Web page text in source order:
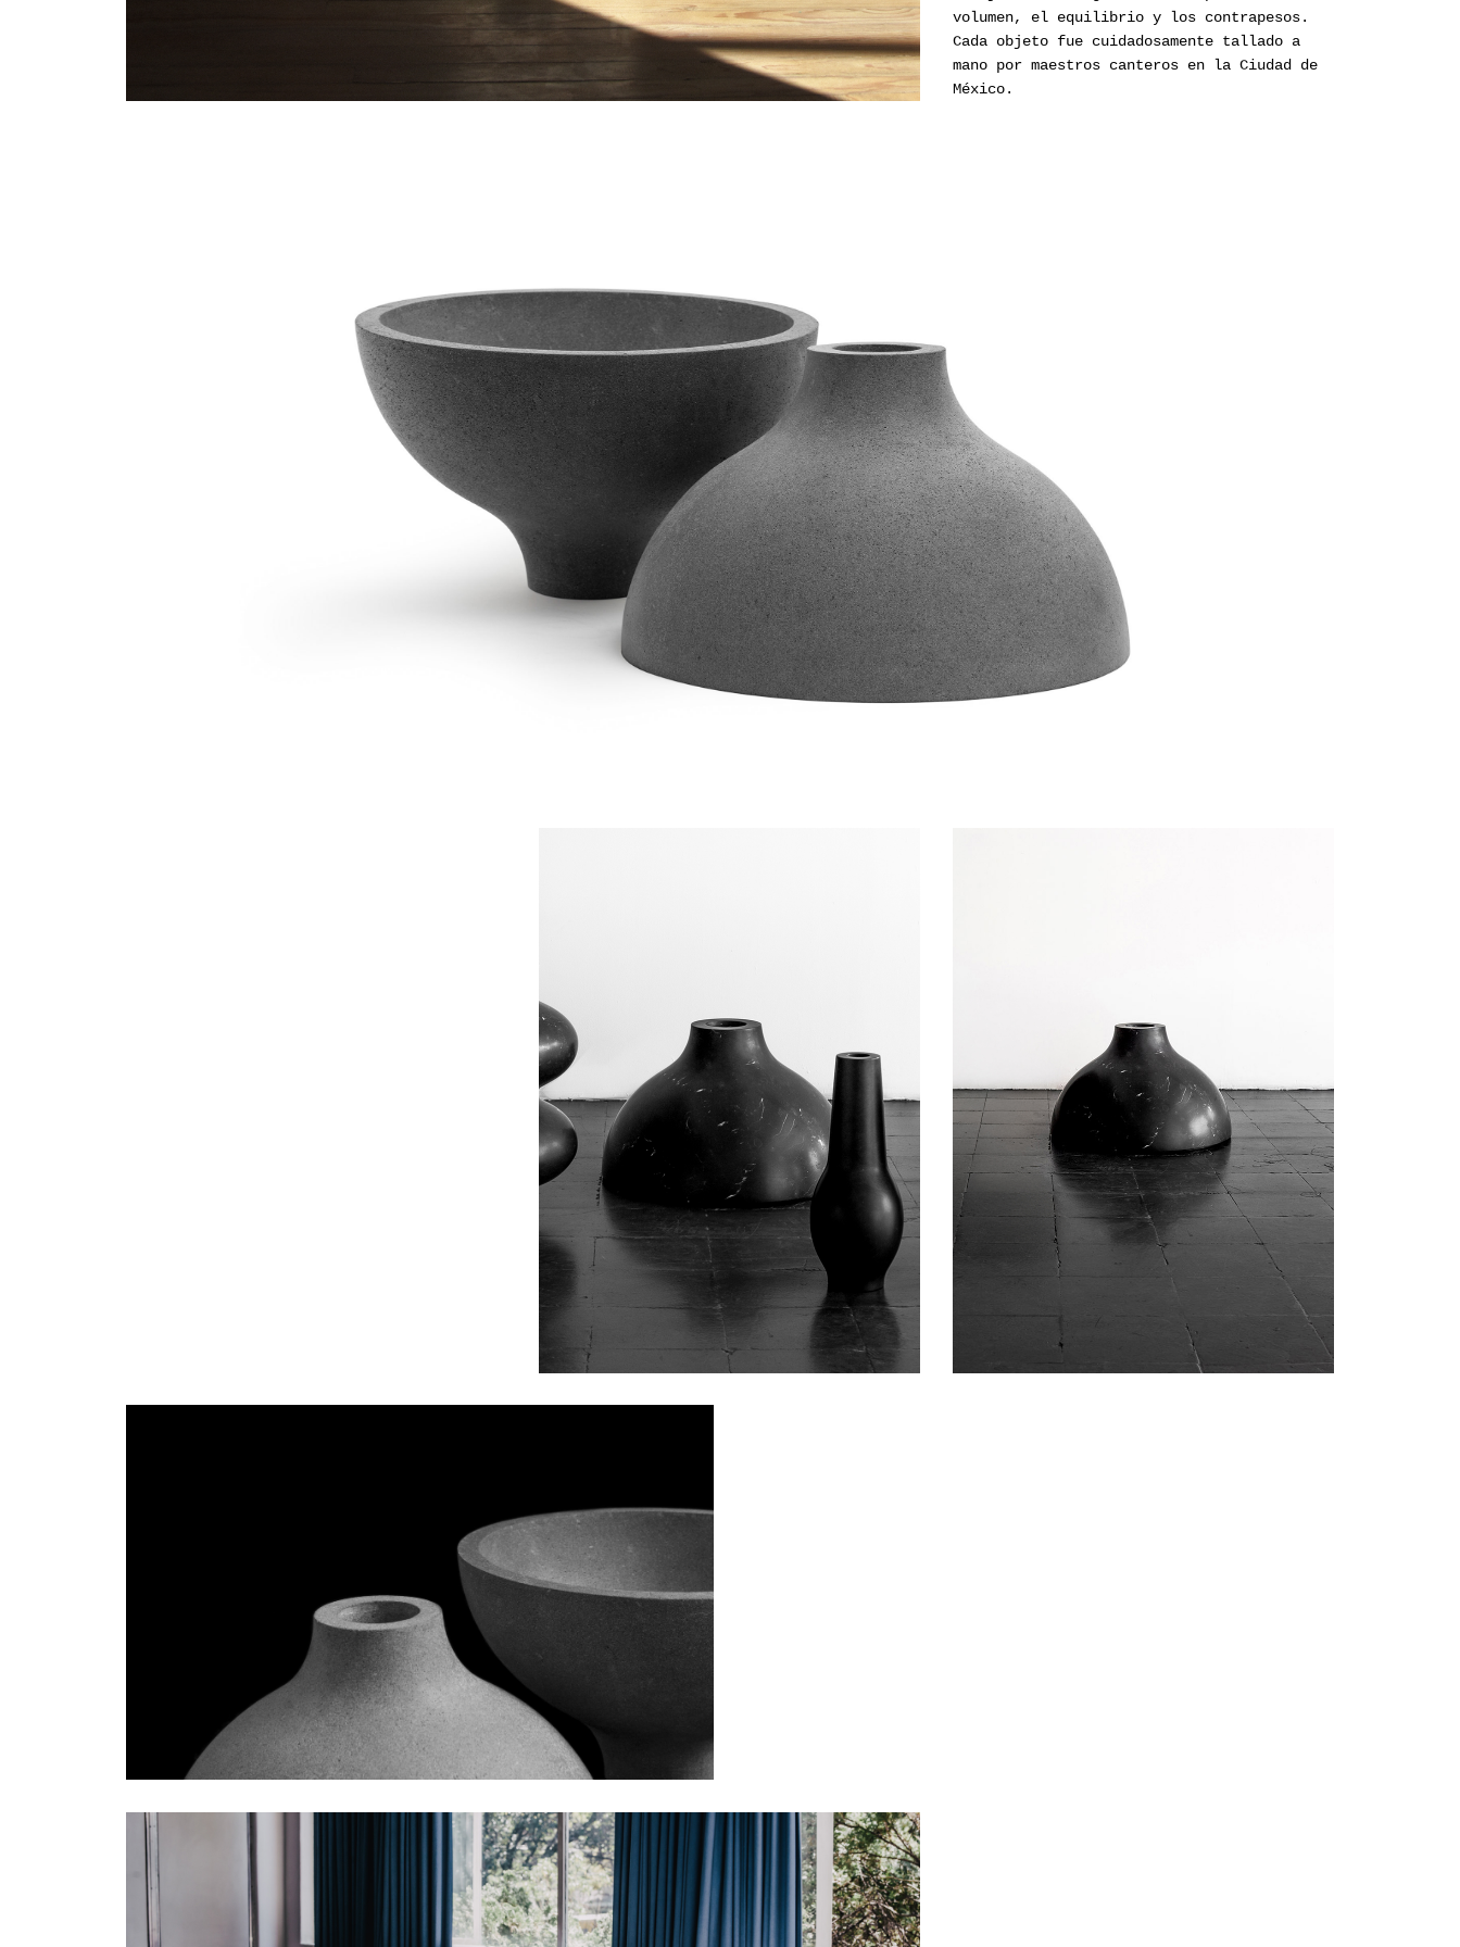
volumen, el equilibrio y los contrapesos.
Cada objeto fue cuidadosamente tallado a
mano por maestros canteros en la Ciudad de
México.